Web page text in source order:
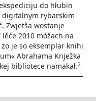
do hłubin
digitalnym rybarskim
Zwjetša wostanje
2010 móžach na
je so eksemplar knihi
Abrahama Knježka
bibliotece namakał.2